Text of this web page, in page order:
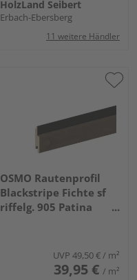
HolzLand Seibert
Erbach-Ebersberg
11 weitere Händler
OSMO Rautenprofil
Blackstripe Fichte sf
riffelg. 905 Patina
UVP 49,50 €/ m²
39,95 € / m²